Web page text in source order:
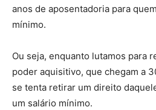
anos de aposentadoria para
mínimo.
Ou seja, enquanto lutamos para
poder aquisitivo, que chegam a
se tenta retirar um direito
um salário mínimo.